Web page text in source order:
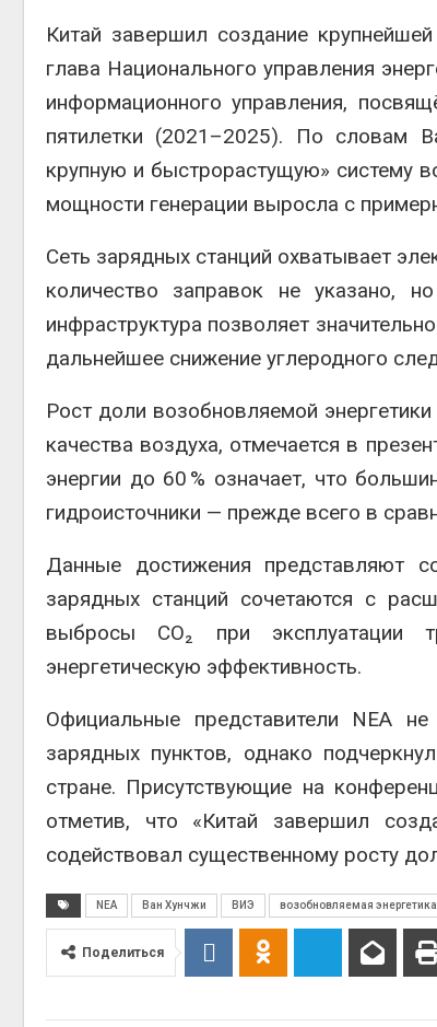
Китай завершил создание
глава Национального управления
информационного управления,
пятилетки (2021–2025). По словам
крупную и быстрорастущую» систему
мощности генерации выросла с
Сеть зарядных станций охватывает
количество заправок не указано,
инфраструктура позволяет
дальнейшее снижение углеродного
Рост доли возобновляемой
качества воздуха, отмечается в
энергии до 60 % означает, что
гидроисточники — прежде всего в
Данные достижения представляют
зарядных станций сочетаются с
выбросы CO₂ при эксплуатации
энергетическую эффективность.
Официальные представители NEA
зарядных пунктов, однако
стране. Присутствующие на
отметив, что «Китай завершил
содействовал существенному росту
NEA Ван Хунчжи ВИЭ возобновляемая энергетика
Поделиться